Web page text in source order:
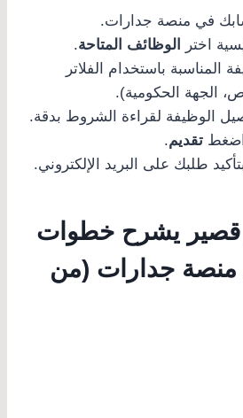
في منصة جدارات.
اختر
الوظائف المتاحة.
المناسبة باستخدام الفلاتر
الجهة الحكومية).
الوظيفة لقراءة الشروط بدقة.
اضغط تقديم.
طلبك على البريد الإلكتروني.
قصير يشرح خطوات
منصة جدارات (من